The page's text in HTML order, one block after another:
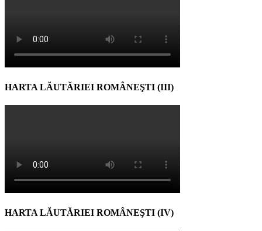
HARTA LĂUTĂRIEI ROMÂNEŞTI (III)
HARTA LĂUTĂRIEI ROMÂNEŞTI (IV)